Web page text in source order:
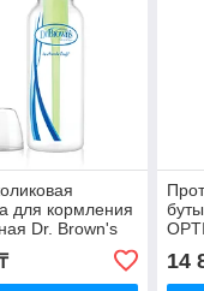
для кормления
Dr. Brown's
14